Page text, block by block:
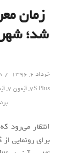
شد؛
خرداد ۶, ۱۳۹۶ /
7S Plus
,آیفون 7 ,
انتظار می‌رود